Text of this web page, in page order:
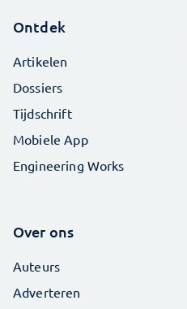
Ontdek
Artikelen
Dossiers
Tijdschrift
Mobiele App
Engineering Works
Over ons
Auteurs
Adverteren